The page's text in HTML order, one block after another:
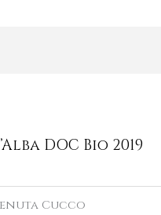
DOC Bio 2019
Cucco